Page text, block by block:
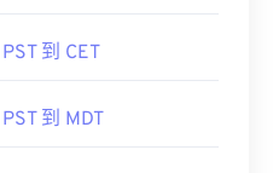
PST 到 CET
PST 到 MDT